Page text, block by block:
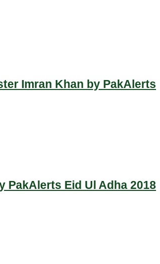
Imran Khan by PakAlerts
PakAlerts Eid Ul Adha 2018